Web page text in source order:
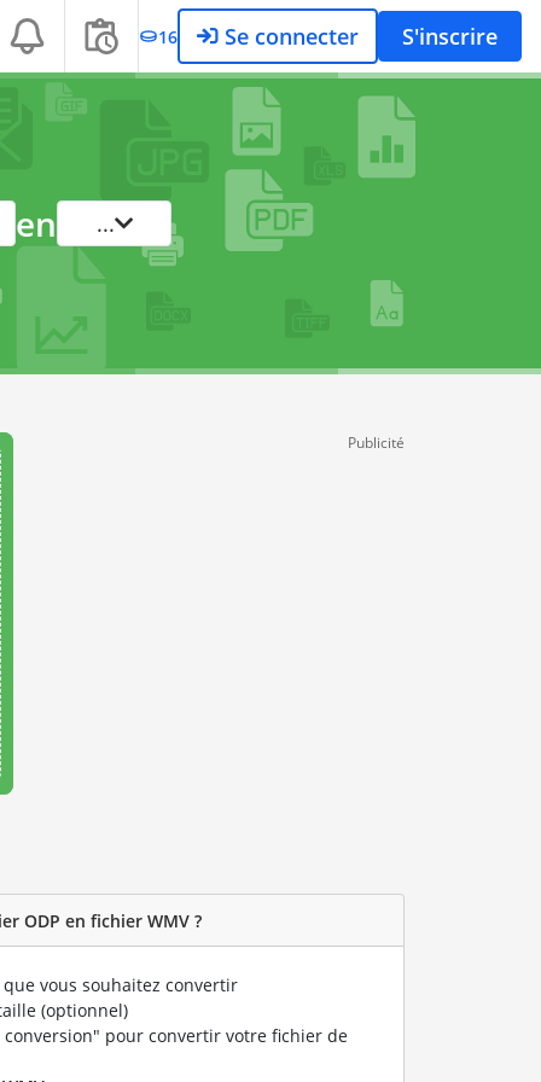
16 Se connecter S'inscrire
en ...
Publicité
ODP en fichier WMV ?
que vous souhaitez convertir
(optionnel)
pour convertir votre fichier de